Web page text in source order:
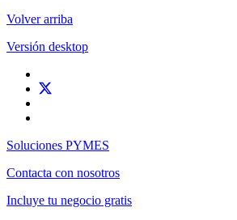
Volver arriba
Versión desktop
Soluciones PYMES
Contacta con nosotros
Incluye tu negocio gratis